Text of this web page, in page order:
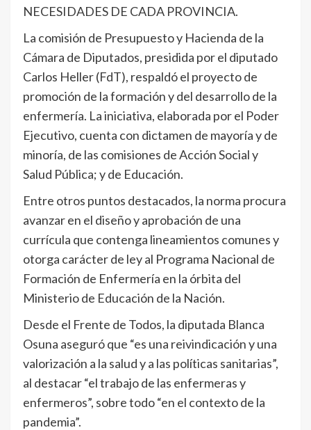
NECESIDADES DE CADA PROVINCIA.
La comisión de Presupuesto y Hacienda de la
Cámara de Diputados, presidida por el diputado
Carlos Heller (FdT), respaldó el proyecto de
promoción de la formación y del desarrollo de la
enfermería. La iniciativa, elaborada por el Poder
Ejecutivo, cuenta con dictamen de mayoría y de
minoría, de las comisiones de Acción Social y
Salud Pública; y de Educación.
Entre otros puntos destacados, la norma procura
avanzar en el diseño y aprobación de una
currícula que contenga lineamientos comunes y
otorga carácter de ley al Programa Nacional de
Formación de Enfermería en la órbita del
Ministerio de Educación de la Nación.
Desde el Frente de Todos, la diputada Blanca
Osuna aseguró que “es una reivindicación y una
valorización a la salud y a las políticas sanitarias”,
al destacar “el trabajo de las enfermeras y
enfermeros”, sobre todo “en el contexto de la
pandemia”.